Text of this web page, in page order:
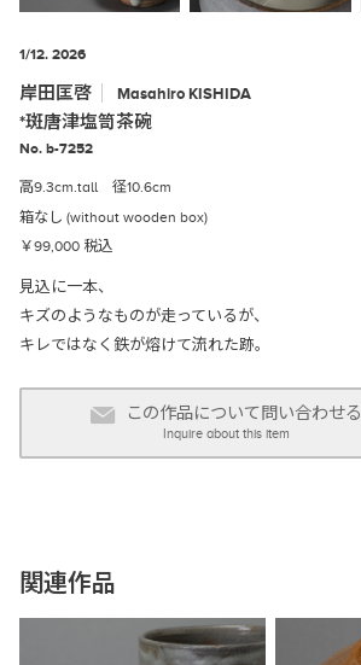
1/12. 2026
岸田匡啓 Masahiro KISHIDA
*斑唐津塩笥茶碗
No. b-7252
高9.3cm.tall 径10.6cm
箱なし (without wooden box)
￥99,000 税込
見込に一本、
キズのようなものが走っているが、
キレではなく鉄が熔けて流れた跡。
この作品について問い合わせる
Inquire about this item
関連作品